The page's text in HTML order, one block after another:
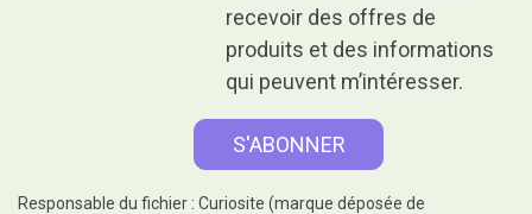
recevoir des offres de
produits et des informations
qui peuvent m’intéresser.
Responsable du fichier : Curiosite (marque déposée de